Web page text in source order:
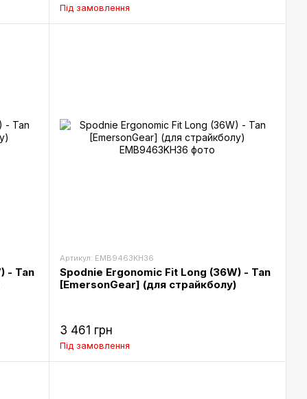
Під замовлення
- Tan
Артикул: EMB9463KH36
Spodnie Ergonomic Fit Long (36W) - Tan
[EmersonGear] (для страйкболу)
3 461 грн
Під замовлення